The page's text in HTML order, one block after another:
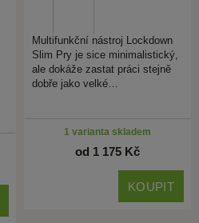
Multifunkční nástroj Lockdown
Slim Pry je sice minimalistický,
ale dokáže zastat práci stejně
dobře jako velké…
1 varianta skladem
od 1 175 Kč
KOUPIT